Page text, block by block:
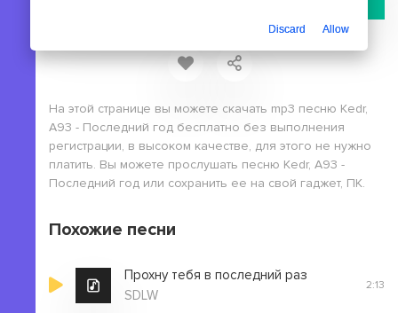
На этой странице вы можете скачать mp3 песню Kedr,
A93 - Последний год бесплатно без выполнения
регистрации, в высоком качестве, для этого не нужно
платить. Вы можете прослушать песню Kedr, A93 -
Последний год или сохранить ее на свой гаджет, ПК.
Похожие песни
Прохну тебя в последний раз
SDLW
2:13
Discard Allow